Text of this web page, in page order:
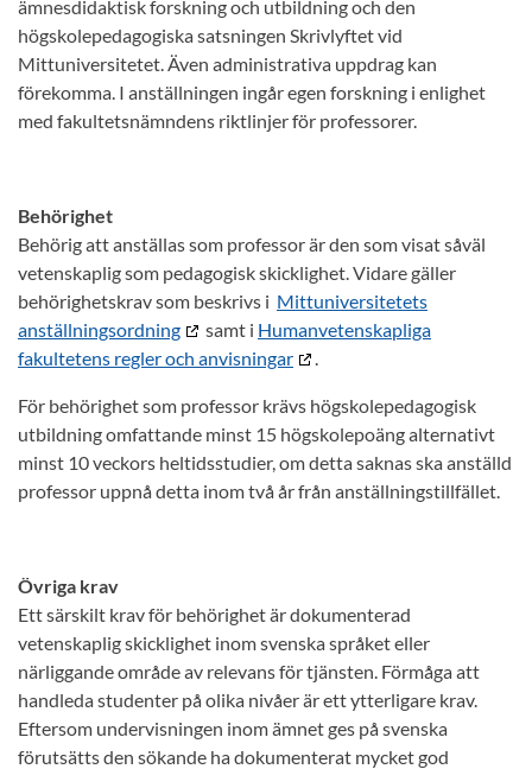
ämnesdidaktisk forskning och utbildning och den
högskolepedagogiska satsningen Skrivlyftet vid
Mittuniversitetet. Även administrativa uppdrag kan
förekomma. I anställningen ingår egen forskning i enlighet
med fakultetsnämndens riktlinjer för professorer.
Behörighet
Behörig att anställas som professor är den som visat såväl
vetenskaplig som pedagogisk skicklighet. Vidare gäller
behörighetskrav som beskrivs i Mittuniversitetets
anställningsordning
samt i Humanvetenskapliga
fakultetens regler och anvisningar
.
För behörighet som professor krävs högskolepedagogisk
utbildning omfattande minst 15 högskolepoäng alternativt
minst 10 veckors heltidsstudier, om detta saknas ska anställd
professor uppnå detta inom två år från anställningstillfället.
Övriga krav
Ett särskilt krav för behörighet är dokumenterad
vetenskaplig skicklighet inom svenska språket eller
närliggande område av relevans för tjänsten. Förmåga att
handleda studenter på olika nivåer är ett ytterligare krav.
Eftersom undervisningen inom ämnet ges på svenska
förutsätts den sökande ha dokumenterat mycket god